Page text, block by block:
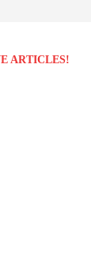
ARTICLES!